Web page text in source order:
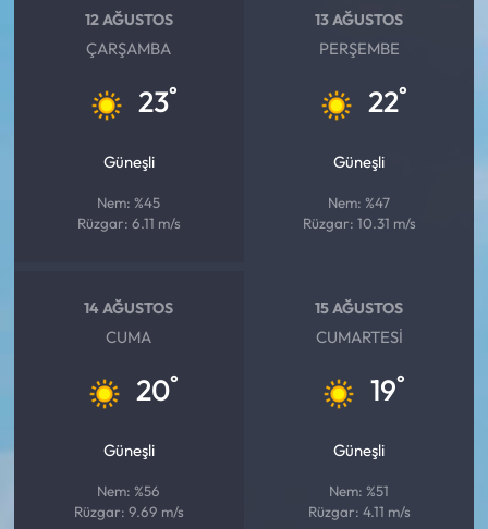
12 AĞUSTOS
ÇARŞAMBA
23°
Güneşli
Nem: %45
Rüzgar: 6.11 m/s
13 AĞUSTOS
PERŞEMBE
22°
Güneşli
Nem: %47
Rüzgar: 10.31 m/s
14 AĞUSTOS
CUMA
20°
Güneşli
Nem: %56
Rüzgar: 9.69 m/s
15 AĞUSTOS
CUMARTESI
19°
Güneşli
Nem: %51
Rüzgar: 4.11 m/s